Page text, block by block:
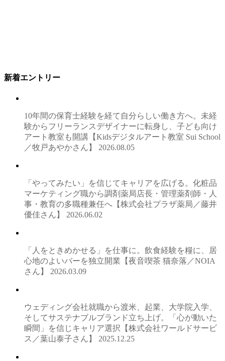
新着エントリー
10年間の保育士経験を経て自分らしい働き方へ。未経
験からフリーランスデザイナーに転身し、子ども向け
アート教室も開講【Kidsデジタルアート教室 Sui School
／牧戸あやかさん】 2026.08.05
「やってみたい」を信じてキャリアを広げる。化粧品
マーケティング職から調剤薬局店長・管理薬剤師・人
事・教育の多職種兼任へ【株式会社プラザ薬局／藤井
優佳さん】 2026.06.02
「人をときめかせる」を仕事に。飲食経験を糧に、居
心地のよいバーを独立開業【夜音喫茶 猫奈落／NOIA
さん】 2026.03.09
ウェディング会社就職から渡米、起業、大学院入学、
そしてサステナブルブランド立ち上げ。「心が動いた
瞬間」を信じキャリア選択【株式会社ワールドサービ
ス／葉山泰子さん】 2025.12.25